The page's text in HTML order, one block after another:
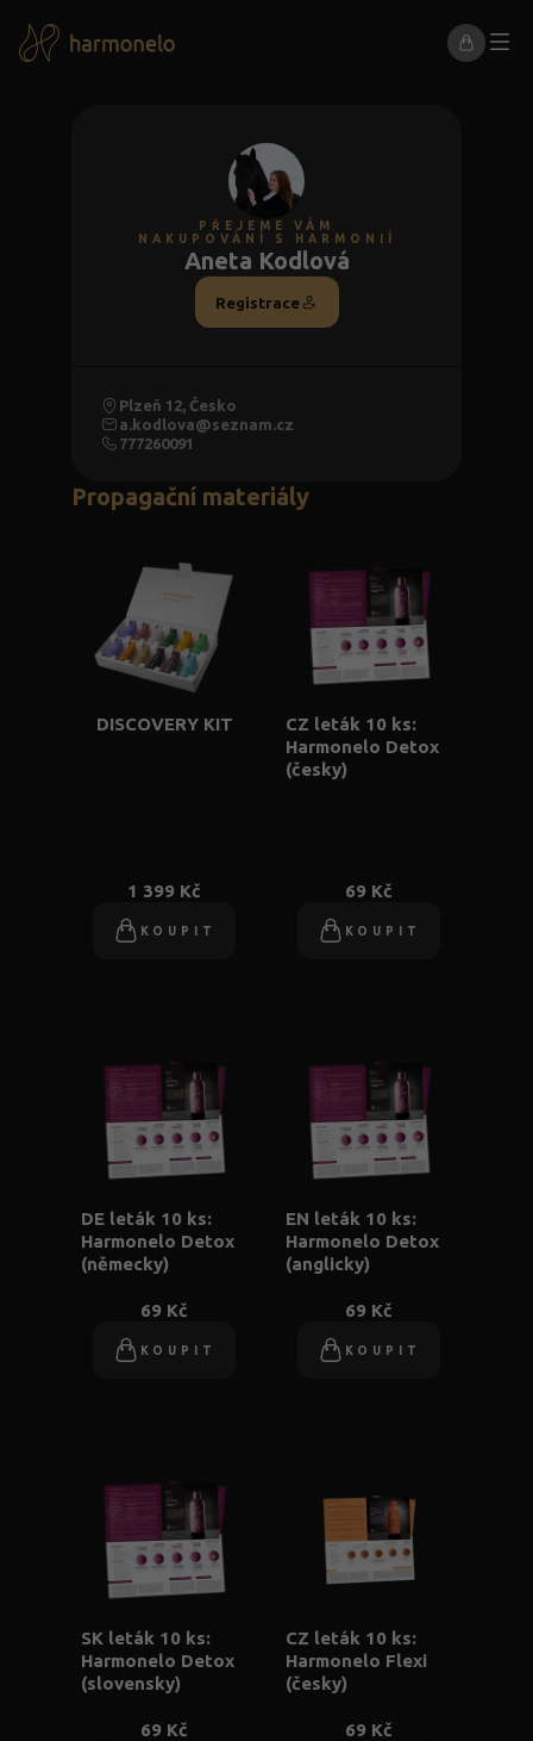
PŘEJEME VÁM
NAKUPOVÁNÍ S HARMONIÍ
Aneta Kodlová
Registrace
Plzeň 12, Česko
a.kodlova@seznam.cz
777260091
Propagační materiály
DISCOVERY KIT
1 399 Kč
KOUPIT
CZ leták 10 ks:
Harmonelo Detox
(česky)
69 Kč
KOUPIT
DE leták 10 ks:
Harmonelo Detox
(německy)
69 Kč
KOUPIT
EN leták 10 ks:
Harmonelo Detox
(anglicky)
69 Kč
KOUPIT
SK leták 10 ks:
Harmonelo Detox
(slovensky)
69 Kč
CZ leták 10 ks:
Harmonelo Flexi
(česky)
69 Kč